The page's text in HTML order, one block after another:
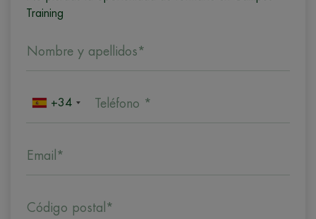
Training
Nombre y apellidos*
+34 Teléfono *
Email*
Código postal*